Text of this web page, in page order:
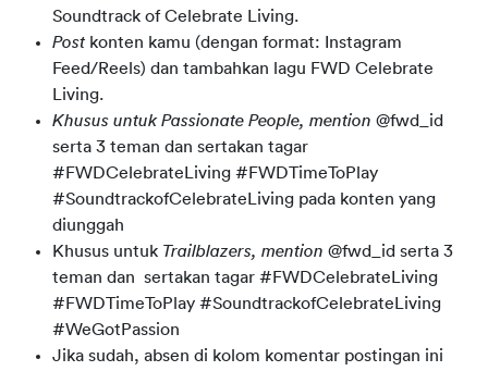
Soundtrack of Celebrate Living.
Post konten kamu (dengan format: Instagram
Feed/Reels) dan tambahkan lagu FWD Celebrate
Living.
Khusus untuk Passionate People, mention @fwd_id
serta 3 teman dan sertakan tagar
#FWDCelebrateLiving #FWDTimeToPlay
#SoundtrackofCelebrateLiving pada konten yang
diunggah
Khusus untuk Trailblazers, mention @fwd_id serta 3
teman dan sertakan tagar #FWDCelebrateLiving
#FWDTimeToPlay #SoundtrackofCelebrateLiving
#WeGotPassion
Jika sudah, absen di kolom komentar postingan ini